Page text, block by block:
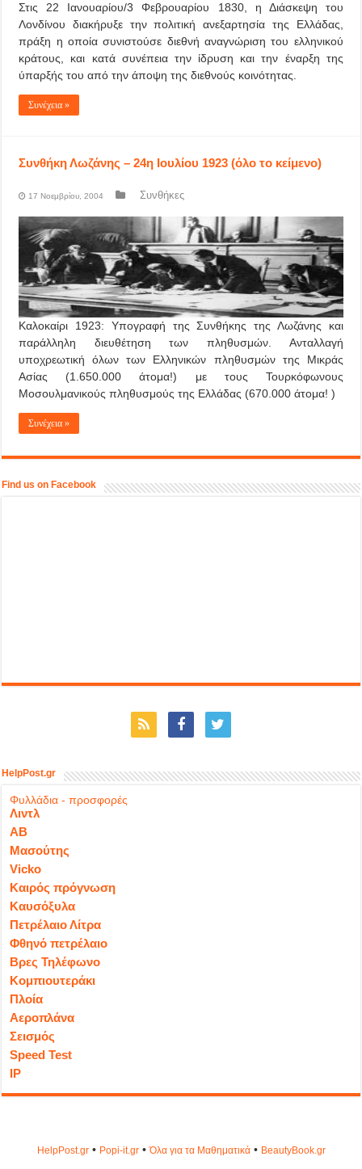
Στις 22 Ιανουαρίου/3 Φεβρουαρίου 1830, η Διάσκεψη του
Λονδίνου διακήρυξε την πολιτική ανεξαρτησία της Ελλάδας,
πράξη η οποία συνιστούσε διεθνή αναγνώριση του ελληνικού
κράτους, και κατά συνέπεια την ίδρυση και την έναρξη της
ύπαρξής του από την άποψη της διεθνούς κοινότητας.
Συνέχεια »
Συνθήκη Λωζάνης – 24η Ιουλίου 1923 (όλο το κείμενο)
17 Νοεμβρίου, 2004 Συνθήκες
Καλοκαίρι 1923: Υπογραφή της Συνθήκης της Λωζάνης και
παράλληλη διευθέτηση των πληθυσμών. Ανταλλαγή
υποχρεωτική όλων των Ελληνικών πληθυσμών της Μικράς
Ασίας (1.650.000 άτομα!) με τους Τουρκόφωνους
Μοσουλμανικούς πληθυσμούς της Ελλάδας (670.000 άτομα! )
Συνέχεια »
Find us on Facebook
HelpPost.gr
Φυλλάδια - προσφορές
Λιντλ
ΑΒ
Μασούτης
Vicko
Καιρός πρόγνωση
Καυσόξυλα
Πετρέλαιο Λίτρα
Φθηνό πετρέλαιο
Βρες Τηλέφωνο
Κομπιουτεράκι
Πλοία
Αεροπλάνα
Σεισμός
Speed Test
IP
HelpPost.gr• Popi-it.gr•Όλα για τα Μαθηματικά• ΒeautyΒook.gr